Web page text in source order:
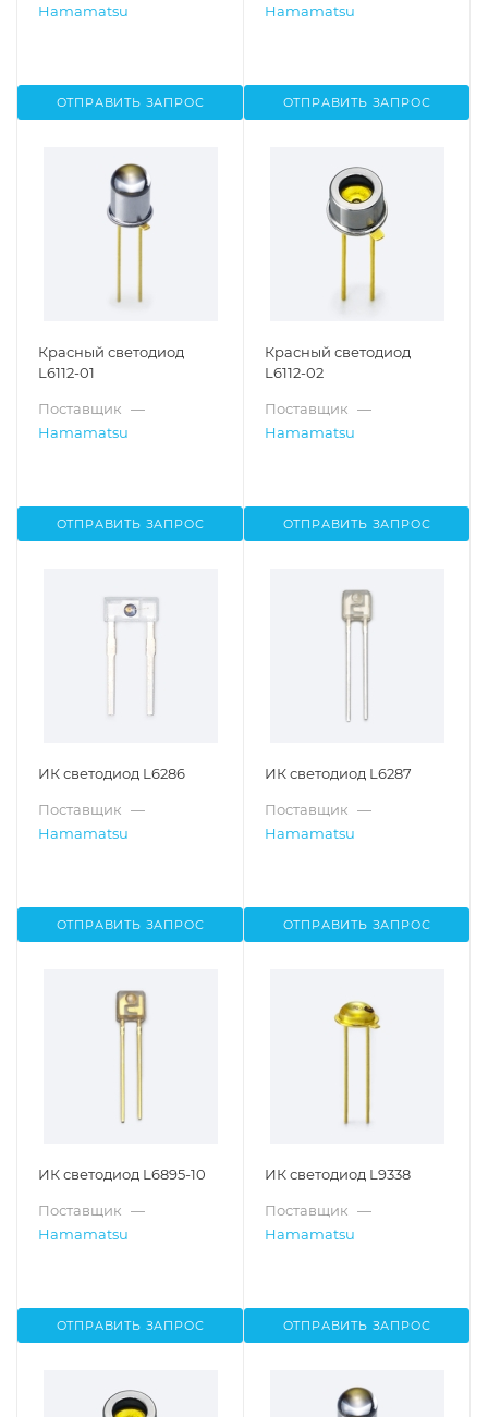
Hamamatsu
ОТПРАВИТЬ ЗАПРОС
Hamamatsu
ОТПРАВИТЬ ЗАПРОС
Красный светодиод
L6112-01
Поставщик —
Hamamatsu
ОТПРАВИТЬ ЗАПРОС
Красный светодиод
L6112-02
Поставщик —
Hamamatsu
ОТПРАВИТЬ ЗАПРОС
ИК светодиод L6286
Поставщик —
Hamamatsu
ОТПРАВИТЬ ЗАПРОС
ИК светодиод L6287
Поставщик —
Hamamatsu
ОТПРАВИТЬ ЗАПРОС
ИК светодиод L6895-10
Поставщик —
Hamamatsu
ОТПРАВИТЬ ЗАПРОС
ИК светодиод L9338
Поставщик —
Hamamatsu
ОТПРАВИТЬ ЗАПРОС